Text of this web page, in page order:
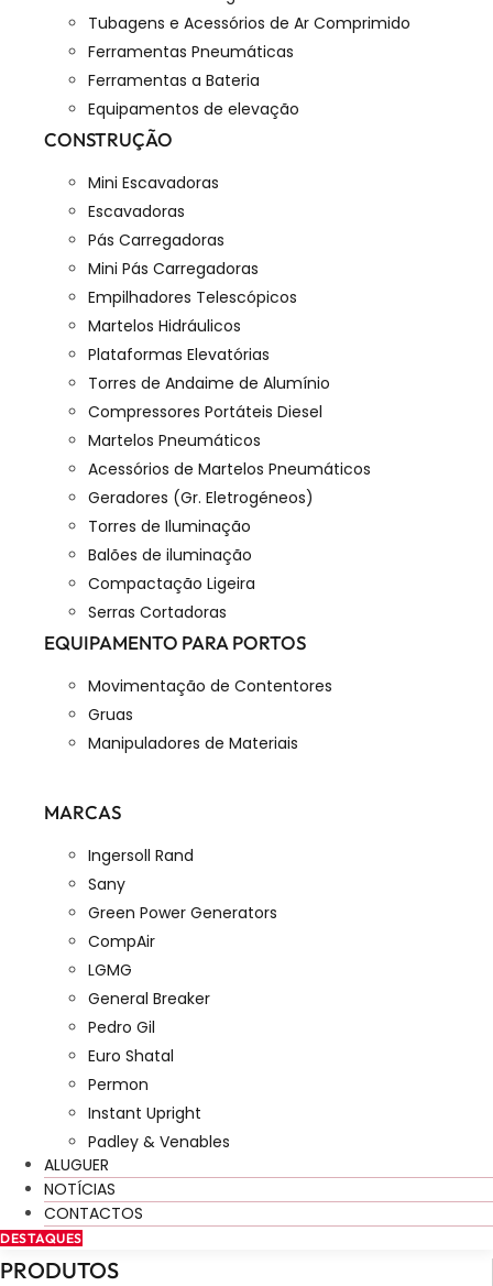
Tubagens e Acessórios de Ar Comprimido
Ferramentas Pneumáticas
Ferramentas a Bateria
Equipamentos de elevação
CONSTRUÇÃO
Mini Escavadoras
Escavadoras
Pás Carregadoras
Mini Pás Carregadoras
Empilhadores Telescópicos
Martelos Hidráulicos
Plataformas Elevatórias
Torres de Andaime de Alumínio
Compressores Portáteis Diesel
Martelos Pneumáticos
Acessórios de Martelos Pneumáticos
Geradores (Gr. Eletrogéneos)
Torres de Iluminação
Balões de iluminação
Compactação Ligeira
Serras Cortadoras
EQUIPAMENTO PARA PORTOS
Movimentação de Contentores
Gruas
Manipuladores de Materiais
MARCAS
Ingersoll Rand
Sany
Green Power Generators
CompAir
LGMG
General Breaker
Pedro Gil
Euro Shatal
Permon
Instant Upright
Padley & Venables
ALUGUER
NOTÍCIAS
CONTACTOS
DESTAQUES
PRODUTOS